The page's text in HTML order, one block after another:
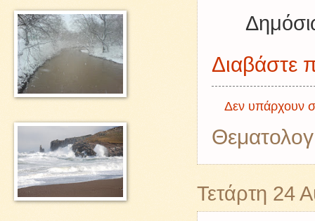
Διαβάστε
Δεν υπάρχουν
Τετάρτη 24